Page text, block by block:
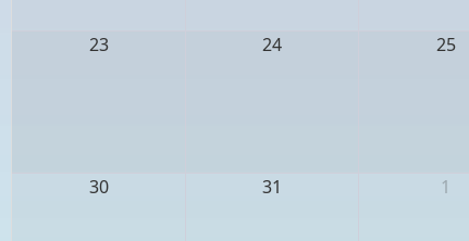
23 24 25
30 31 1